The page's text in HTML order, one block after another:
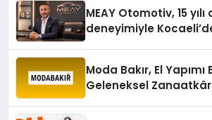
MEAY Otomotiv, 15 yılı
deneyimiyle
Moda Bakır, El
Geleneksel